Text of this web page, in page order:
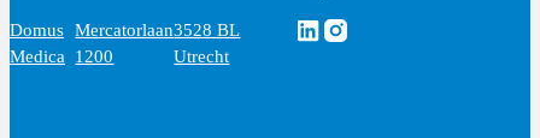
Domus
Medica
Mercatorlaan
1200
3528 BL
Utrecht
Volg ons via Linkedin
Volg ons via Instagram